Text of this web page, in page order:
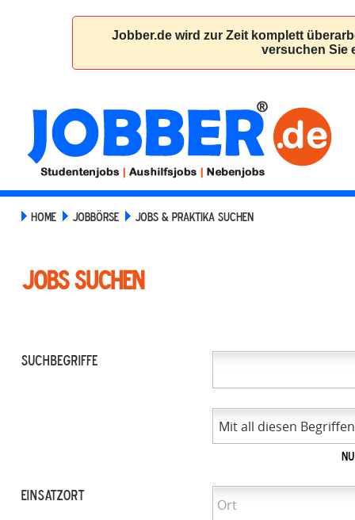
HOME JOBBÖRSE JOBS & PRAKTIKA SUCHEN
JOBS SUCHEN
Suchbegriffe
Einsatzort